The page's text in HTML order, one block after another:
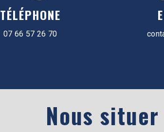
TÉLÉPHONE
07 66 57 26 70
Nous situer